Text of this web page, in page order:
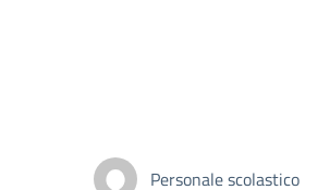
Personale scolastico